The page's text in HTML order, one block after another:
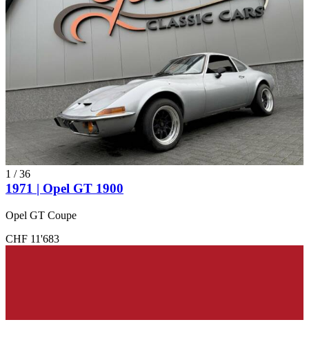
1 /36
1971 | Opel GT 1900
Opel GT Coupe
CHF 11'683